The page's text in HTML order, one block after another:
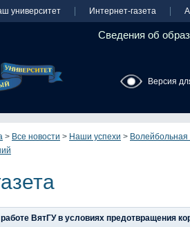
университет Интернет-газета
Сведения об
Версия
> Все новости > Наши успехи >
ВятГУ в условиях предотвращения